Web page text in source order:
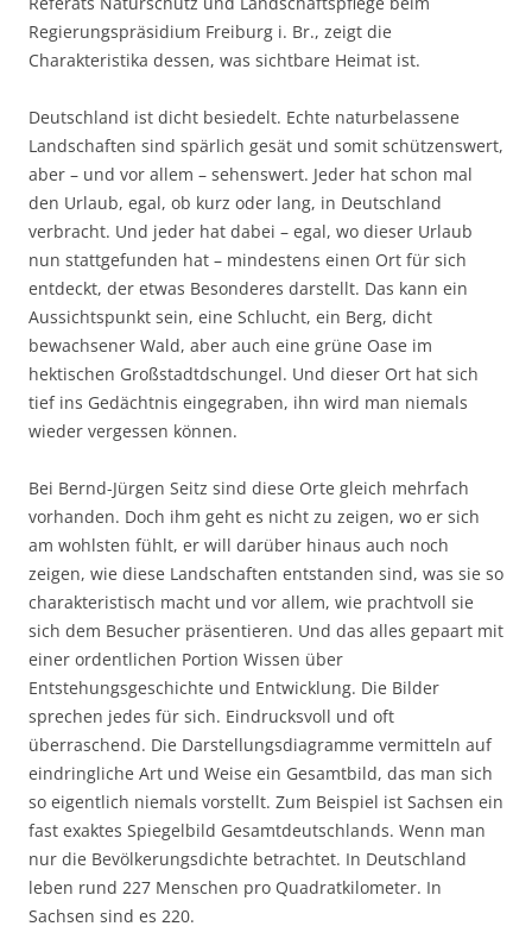
Regierungspräsidium Freiburg i. Br., zeigt die
Charakteristika dessen, was sichtbare Heimat ist.
Deutschland ist dicht besiedelt. Echte naturbelassene
Landschaften sind spärlich gesät und somit schützenswert,
aber – und vor allem – sehenswert. Jeder hat schon mal
den Urlaub, egal, ob kurz oder lang, in Deutschland
verbracht. Und jeder hat dabei – egal, wo dieser Urlaub
nun stattgefunden hat – mindestens einen Ort für sich
entdeckt, der etwas Besonderes darstellt. Das kann ein
Aussichtspunkt sein, eine Schlucht, ein Berg, dicht
bewachsener Wald, aber auch eine grüne Oase im
hektischen Großstadtdschungel. Und dieser Ort hat sich
tief ins Gedächtnis eingegraben, ihn wird man niemals
wieder vergessen können.
Bei Bernd-Jürgen Seitz sind diese Orte gleich mehrfach
vorhanden. Doch ihm geht es nicht zu zeigen, wo er sich
am wohlsten fühlt, er will darüber hinaus auch noch
zeigen, wie diese Landschaften entstanden sind, was sie so
charakteristisch macht und vor allem, wie prachtvoll sie
sich dem Besucher präsentieren. Und das alles gepaart mit
einer ordentlichen Portion Wissen über
Entstehungsgeschichte und Entwicklung. Die Bilder
sprechen jedes für sich. Eindrucksvoll und oft
überraschend. Die Darstellungsdiagramme vermitteln auf
eindringliche Art und Weise ein Gesamtbild, das man sich
so eigentlich niemals vorstellt. Zum Beispiel ist Sachsen ein
fast exaktes Spiegelbild Gesamtdeutschlands. Wenn man
nur die Bevölkerungsdichte betrachtet. In Deutschland
leben rund 227 Menschen pro Quadratkilometer. In
Sachsen sind es 220.